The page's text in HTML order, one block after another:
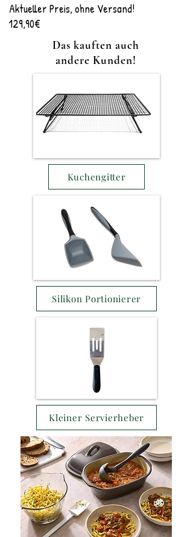
Aktueller Preis, ohne Versand!
129,90€
Das kauften auch
andere Kunden!
Kuchengitter
Silikon Portionierer
Kleiner Servierheber